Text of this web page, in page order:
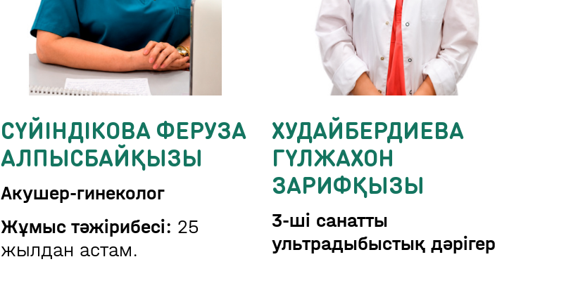
СҮЙІНДІКОВА ФЕРУЗА
АЛПЫСБАЙҚЫЗЫ
Акушер-гинеколог
Жұмыс тәжірибесі: 25
жылдан астам.
ХУДАЙБЕРДИЕВА
ГҮЛЖАХОН
ЗАРИФҚЫЗЫ
3-ші санатты
ультрадыбыстық дәрігер